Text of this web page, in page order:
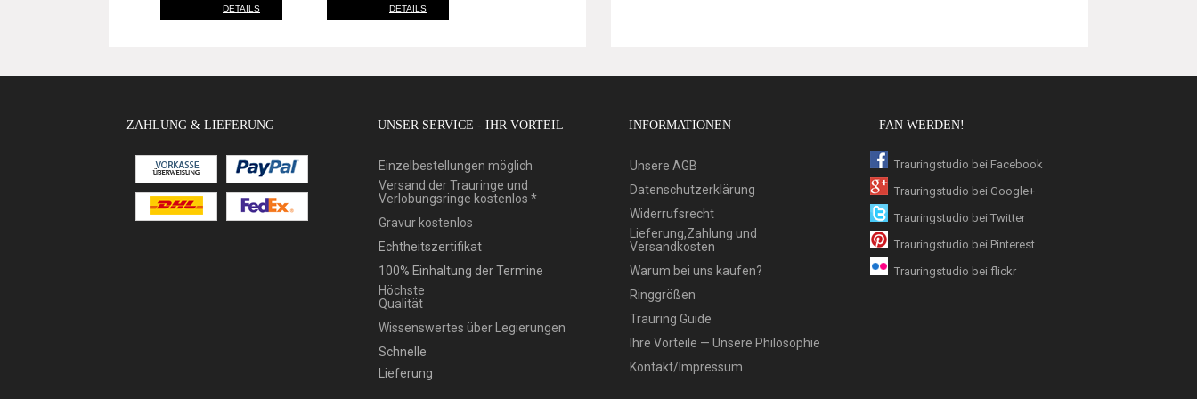
DETAILS DETAILS
ZAHLUNG & LIEFERUNG UNSER SERVICE - IHR VORTEIL
Einzelbestellungen möglich
Versand der Trauringe und
Verlobungsringe kostenlos *
Gravur kostenlos
Echtheitszertifikat
100% Einhaltung der Termine
Höchste
Qualität
Wissenswertes über Legierungen
Schnelle
Lieferung
INFORMATIONEN
Unsere AGB
Datenschutzerklärung
Widerrufsrecht
Lieferung,Zahlung und
Versandkosten
Warum bei uns kaufen?
Ringgrößen
Trauring Guide
Ihre Vorteile — Unsere Philosophie
Kontakt/Impressum
FAN WERDEN!
Trauringstudio bei Facebook
Trauringstudio bei Google+
Trauringstudio bei Twitter
Trauringstudio bei Pinterest
Trauringstudio bei flickr